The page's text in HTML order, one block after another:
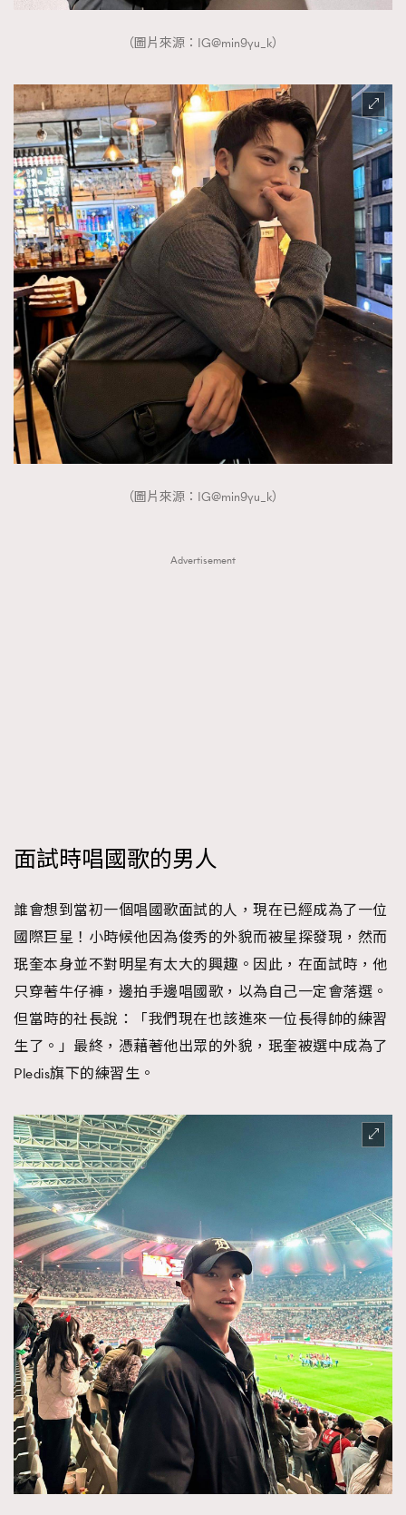
（圖片來源：IG@min9yu_k）
（圖片來源：IG@min9yu_k）
Advertisement
面試時唱國歌的男人
誰會想到當初一個唱國歌面試的人，現在已經成為了一位
國際巨星！小時候他因為俊秀的外貌而被星探發現，然而
珉奎本身並不對明星有太大的興趣。因此，在面試時，他
只穿著牛仔褲，邊拍手邊唱國歌，以為自己一定會落選。
但當時的社長說：「我們現在也該進來一位長得帥的練習
生了。」最終，憑藉著他出眾的外貌，珉奎被選中成為了
Pledis旗下的練習生。